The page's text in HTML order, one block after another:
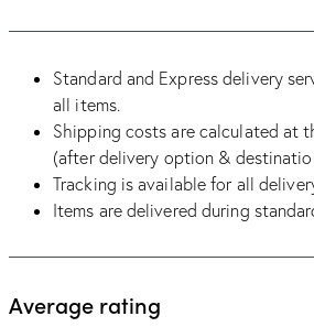
Standard and Express delivery
all items.
Shipping costs are calculated at
(after delivery option &
Tracking is available for all
Items are delivered during
Average rating